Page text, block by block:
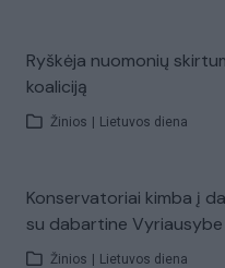
Ryškėja nuomonių
koaliciją
Žinios Lietuvos diena
Konservatoriai kimba į
su dabartine Vyriausybe
Žinios Lietuvos diena